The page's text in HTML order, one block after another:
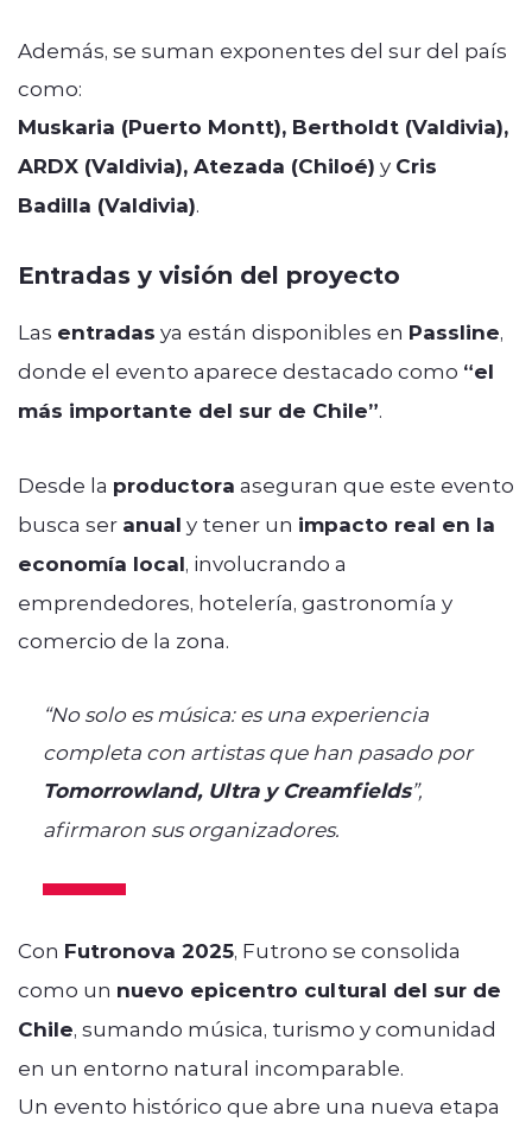
Además, se suman exponentes del sur del país
como:
Muskaria (Puerto Montt), Bertholdt (Valdivia),
ARDX (Valdivia), Atezada (Chiloé) y Cris
Badilla (Valdivia).
Entradas y visión del proyecto
Las entradas ya están disponibles en Passline,
donde el evento aparece destacado como “el
más importante del sur de Chile”.
Desde la productora aseguran que este evento
busca ser anual y tener un impacto real en la
economía local, involucrando a
emprendedores, hotelería, gastronomía y
comercio de la zona.
“No solo es música: es una experiencia
completa con artistas que han pasado por
Tomorrowland, Ultra y Creamfields”,
afirmaron sus organizadores.
Con Futronova 2025, Futrono se consolida
como un nuevo epicentro cultural del sur de
Chile, sumando música, turismo y comunidad
en un entorno natural incomparable.
Un evento histórico que abre una nueva etapa